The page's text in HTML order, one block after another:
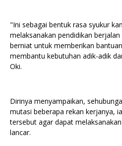
"Ini sebagai bentuk rasa syukur
melaksanakan pendidikan
berniat untuk memberikan
membantu kebutuhan adik-adik
Oki.
Dirinya menyampaikan,
mutasi beberapa rekan kerjanya,
tersebut agar dapat
lancar.